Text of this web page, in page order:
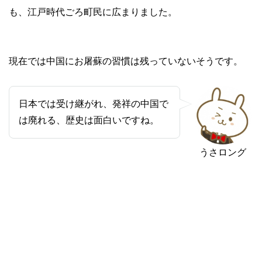
も、江戸時代ごろ町民に広まりました。
現在では中国にお屠蘇の習慣は残っていないそうです。
うさロング
日本では受け継がれ、発祥の中国で
は廃れる、歴史は面白いですね。